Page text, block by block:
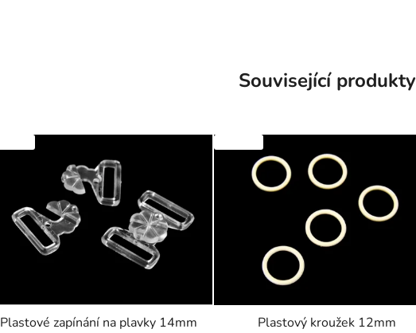
Související produkty
Plastové zapínání na plavky 14mm
Plastový kroužek 12mm